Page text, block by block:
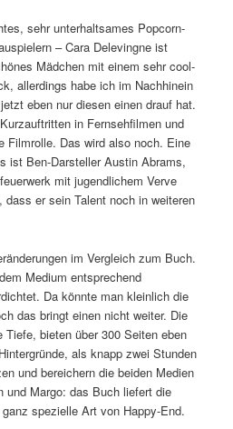
sehr unterhaltsames Popcorn-
– Cara Delevingne ist
Mädchen mit einem sehr cool-
allerdings habe ich im Nachhinein
eben nur diesen einen drauf hat.
in Fernsehfilmen und
Filmrolle. Das wird also noch. Eine
ist Ben-Darsteller Austin Abrams,
mit jugendlichem Verve
er sein Talent noch in weiteren
im Vergleich zum Buch.
Medium entsprechend
Da könnte man kleinlich die
das bringt einen nicht weiter. Die
Tiefe, bieten über 300 Seiten eben
als knapp zwei Stunden
und bereichern die beiden Medien
und Margo: das Buch liefert die
spezielle Art von Happy-End.